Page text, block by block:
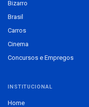
Bizarro
Brasil
Carros
Cinema
Concursos e Empregos
INSTITUCIONAL
Home